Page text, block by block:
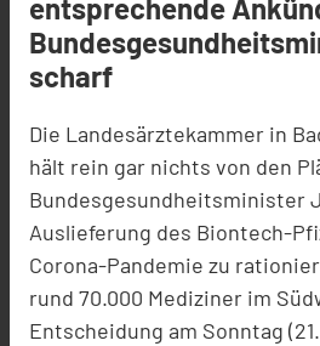
entsprechende
scharf
Die Landesärztekammer in
hält rein gar nichts von den
Bundesgesundheitsminister
Auslieferung des Biontech-
Corona-Pandemie zu
rund 70.000 Mediziner im
Entscheidung am Sonntag